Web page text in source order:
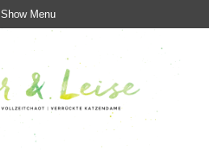
Show Menu